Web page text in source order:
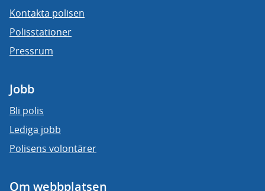
Kontakta polisen
Polisstationer
Pressrum
Jobb
Bli polis
Lediga jobb
Polisens volontärer
Om webbplatsen